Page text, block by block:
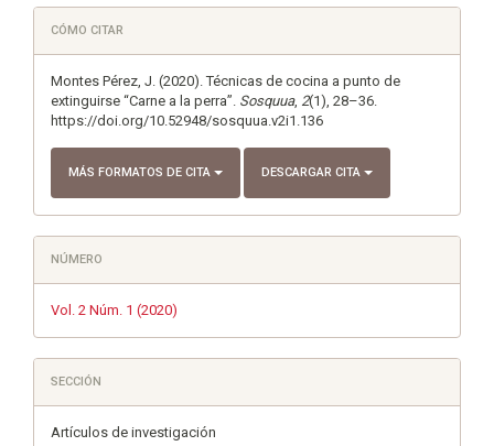
Detalles
del
artículo
CÓMO CITAR
Montes Pérez, J. (2020). Técnicas de cocina a punto de
extinguirse “Carne a la perra”. Sosquua, 2(1), 28–36.
https://doi.org/10.52948/sosquua.v2i1.136
MÁS FORMATOS DE CITA DESCARGAR CITA
NÚMERO
Vol. 2 Núm. 1 (2020)
SECCIÓN
Artículos de investigación